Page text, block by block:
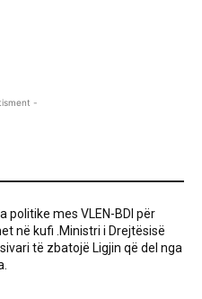
-
politike mes VLEN-BDI për
në kufi .Ministri i Drejtësisë
të zbatojë Ligjin që del nga